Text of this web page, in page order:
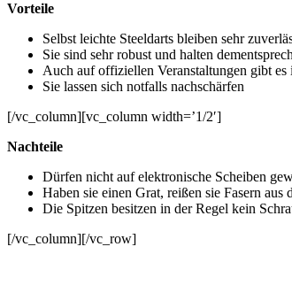
Vorteile
Selbst leichte Steeldarts bleiben sehr
Sie sind sehr robust und halten
Auch auf offiziellen Veranstaltungen gibt
Sie lassen sich notfalls nachschärfen
[/vc_column][vc_column width=’1/2′]
Nachteile
Dürfen nicht auf elektronische Scheiben
Haben sie einen Grat, reißen sie Fasern aus
Die Spitzen besitzen in der Regel kein
[/vc_column][/vc_row]